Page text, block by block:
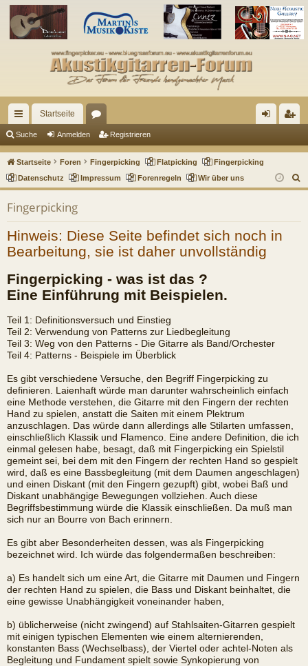
ch
ne
llz
Startseite
en m ist
rie
Suche Anmelden Registrieren
Startseite Foren Fingerpicking Flatpicking
Fingerpicking
Datenschutz
Impressum Forenregeln Wir über uns
u
Fingerpicking
Hinweis: Diese Seite befindet sich noch in
Bearbeitung, sie ist daher unvollständig
Fingerpicking - was ist das ?
Eine Einführung mit Beispielen.
Teil 1: Definitionsversuch und Einstieg
Teil 2: Verwendung von Patterns zur Liedbegleitung
Teil 3: Weg von den Patterns - Die Gitarre als Band/Orchester
Teil 4: Patterns - Beispiele im Überblick
Es gibt verschiedene Versuche, den Begriff Fingerpicking zu
definieren. Laienhaft würde man darunter wahrscheinlich einfach
eine Methode verstehen, die Gitarre mit den Fingern der rechten
Hand zu spielen, anstatt die Saiten mit einem Plektrum
anzuschlagen. Das würde dann allerdings alle Stilarten umfassen,
einschließlich Klassik und Flamenco. Eine andere Definition, die ich
einmal gelesen habe, besagt, daß mit Fingerpicking ein Spielstil
gemeint sei, bei dem mit den Fingern der rechten Hand so gespielt
wird, daß es eine Bassbegleitung (mit dem Daumen angeschlagen)
und einen Diskant (mit den Fingern gezupft) gibt, wobei Baß und
Diskant unabhängige Bewegungen vollziehen. Auch diese
Begriffsbestimmung würde die Klassik einschließen. Da muß man
sich nur an Bourre von Bach erinnern.
Es gibt aber Besonderheiten dessen, was als Fingerpicking
bezeichnet wird. Ich würde das folgendermaßen beschreiben:
a) Es handelt sich um eine Art, die Gitarre mit Daumen und Fingern
der rechten Hand zu spielen, die Bass und Diskant beinhaltet, die
eine gewisse Unabhängigkeit voneinander haben,
b) üblicherweise (nicht zwingend) auf Stahlsaiten-Gitarren gespielt
mit einigen typischen Elementen wie einem alternierenden,
konstanten Bass (Wechselbass), der Viertel oder achtel-Noten als
Begleitung und Fundament spielt sowie Synkopierung von